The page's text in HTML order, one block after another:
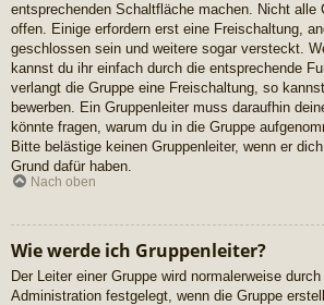
entsprechenden Schaltfläche machen. Nicht alle
offen. Einige erfordern erst eine Freischaltung,
geschlossen sein und weitere sogar versteckt.
kannst du ihr einfach durch die entsprechende
verlangt die Gruppe eine Freischaltung, so
bewerben. Ein Gruppenleiter muss daraufhin
könnte fragen, warum du in die Gruppe
Bitte belästige keinen Gruppenleiter, wenn er
Grund dafür haben.
Nach oben
Wie werde ich Gruppenleiter?
Der Leiter einer Gruppe wird normalerweise
Administration festgelegt, wenn die Gruppe